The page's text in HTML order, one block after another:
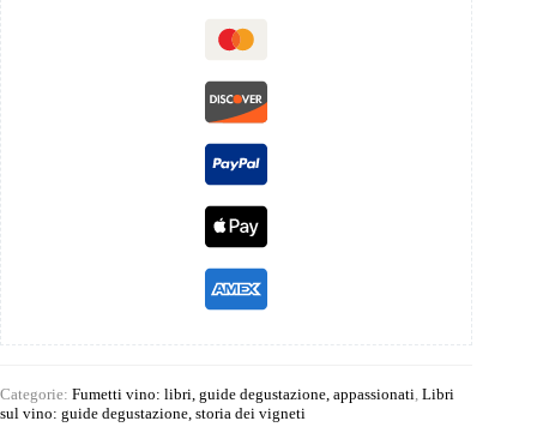
Categorie: Fumetti vino: libri, guide degustazione, appassionati Libri
sul vino: guide degustazione, storia dei vigneti